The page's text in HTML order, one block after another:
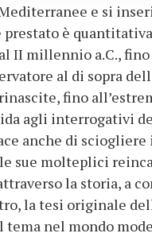
e si
è
II millennio a.C.,
al di sopra
fino
agli interrogativi
anche di
sue molteplici
la storia, a
la tesi originale
nel mondo